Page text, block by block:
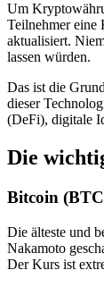
Um
Teilnehmer eine
aktualisiert.
lassen würden.
Das ist die
dieser
(DeFi), digitale
Die
Bitcoin
Die älteste und
Nakamoto
Der Kurs ist